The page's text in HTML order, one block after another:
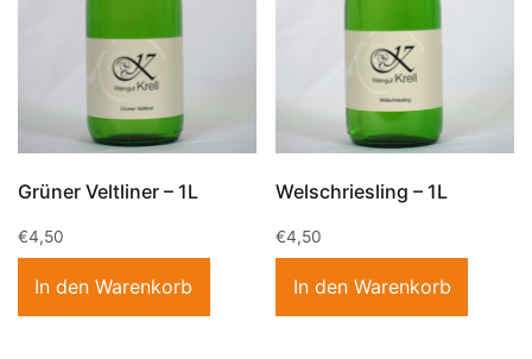
Grüner Veltliner – 1L
€4,50
In den Warenkorb
Welschriesling – 1L
€4,50
In den Warenkorb